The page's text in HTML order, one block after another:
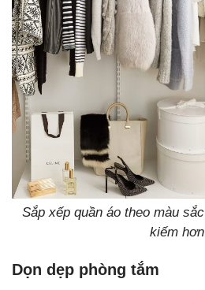
Sắp xếp quần áo theo màu
kiếm hơn
Dọn dẹp phòng tắm